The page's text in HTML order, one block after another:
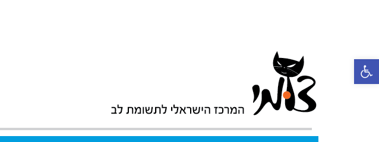
פתח סרגל נגישות